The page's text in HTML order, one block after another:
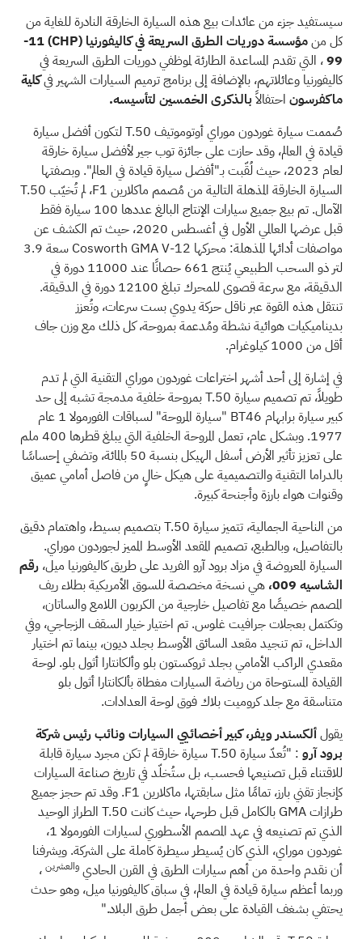
سيستفيد جزء من عائدات بيع هذه السيارة الخارقة النادرة للغاية من
كل منمؤسسة دوريات الطرق السريعة في كاليفورنيا (CHP)
11-
99، التي تقدم المساعدة الطارئة لموظفي دوريات الطرق السريعة في
كاليفورنيا وعائلاتهم، بالإضافة إلى برنامج ترميم السيارات الشهير فيكلية
ماكفرسوناحتفالاً بالذكرى الخمسين لتأسيسه.
صُممت سيارة غوردون موراي أوتوموتيف T.50 لتكون أفضل سيارة
قيادة في العالم، وقد حازت على جائزة توب جير لأفضل سيارة خارقة
لعام 2023، حيث لُقّبت بـ"أفضل سيارة قيادة في العالم". وبصفتها
السيارة الخارقة المذهلة التالية من مُصمم ماكلارين F1، لم تُخيّب T.50
الآمال. تم بيع جميع سيارات الإنتاج البالغ عددها 100 سيارة فقط
قبل عرضها العالمي الأول في أغسطس 2020، حيث تم الكشف عن
مواصفات أدائها المذهلة: محركها Cosworth GMA V-12 سعة 3.9
لتر ذو السحب الطبيعي يُنتج 661 حصانًا عند 11000 دورة في
الدقيقة، مع سرعة قصوى للمحرك تبلغ 12100 دورة في الدقيقة.
تنتقل هذه القوة عبر ناقل حركة يدوي بست سرعات، وتُعزز
بديناميكيات هوائية نشطة ومُدعمة بمروحة، كل ذلك مع وزن جاف
أقل من 1000 كيلوغرام.
في إشارة إلى أحد أشهر اختراعات غوردون موراي التقنية التي لم تدم
طويلاً، تم تصميم سيارة T.50 بمروحة خلفية مدمجة تشبه إلى حد
كبير سيارة برابهام BT46 "سيارة المروحة" لسباقات الفورمولا 1 عام
1977. وبشكل عام، تعمل المروحة الخلفية التي يبلغ قطرها 400 ملم
على تعزيز تأثير الأرض أسفل الهيكل بنسبة 50 بالمائة، وتضفي إحساسًا
بالدراما التقنية والتصميمية على هيكل خالٍ من فاصل أمامي عميق
وقنوات هواء بارزة وأجنحة كبيرة.
من الناحية الجمالية، تتميز سيارة T.50 بتصميم بسيط، واهتمام دقيق
بالتفاصيل، وبالطبع، تصميم المقعد الأوسط المميز لجوردون موراي.
السيارة المعروضة في مزاد برود آرو الفريد على طريق كاليفورنيا ميل، رقم
الشاسيه 009،
هي نسخة مخصصة للسوق الأمريكية بطلاء ريف
المصمم خصيصًا مع تفاصيل خارجية من الكربون اللامع والساتان،
وتكتمل بعجلات جرافيت غلوس. تم اختيار خيار السقف الزجاجي، وفي
الداخل، تم تنجيد مقعد السائق الأوسط بجلد ديون، بينما تم اختيار
مقعدي الراكب الأمامي بجلد ثروكستون بلو وألكانتارا أثول بلو. لوحة
القيادة المستوحاة من رياضة السيارات مغطاة بألكانتارا أثول بلو
متناسقة مع جلد كروميت بلاك فوق لوحة العدادات.
يقولألكسندر ويفر، كبير أخصائيي السيارات ونائب رئيس شركة
برود آرو
: "تُعدّ سيارة T.50 سيارة خارقة لم تكن مجرد سيارة قابلة
للاقتناء قبل تصنيعها فحسب، بل ستُخلّد في تاريخ صناعة السيارات
كإنجاز تقني بارز، تمامًا مثل سابقتها، ماكلارين F1. وقد تم حجز جميع
طرازات GMA بالكامل قبل طرحها، حيث كانت T.50 الطراز الوحيد
الذي تم تصنيعه في عهد المصمم الأسطوري لسيارات الفورمولا 1،
غوردون موراي، الذي كان يُسيطر سيطرة كاملة على الشركة. ويشرفنا
أن نقدم واحدة من أهم سيارات الطرق في القرن الحادي والعشرين،
وربما أعظم سيارة قيادة في العالم، في سباق كاليفورنيا ميل، وهو حدث
يحتفي بشغف القيادة على بعض أجمل طرق البلاد."